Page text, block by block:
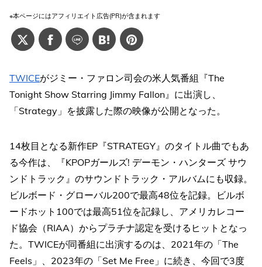
※本ページにはアフィリエイト広告(PR)が含まれます
TWICEがジミー・ファロン司会の米人気番組『The
Tonight Show Starring Jimmy Fallon』に出演し、
「Strategy」を披露した際の映像が公開となった。
14枚目となる新作EP『STRATEGY』のタイトル曲でもあ
る今作は、『KPOPガールズ! デーモン・ハンターズ サウ
ンドトラック』のサウンドトラック・アルバムにも収録。
ビルボード・グローバル200で最高48位を記録。ビルボ
ードホット100では最高51位を記録し、アメリカレコー
ド協会（RIAA）からプラチナ認定を受けるヒットとなっ
た。TWICEが同番組に出演するのは、2021年の「The
Feels」、2023年の「Set Me Free」に続き、今回で3度